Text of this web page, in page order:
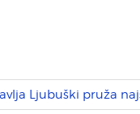
Ljubuški pruža